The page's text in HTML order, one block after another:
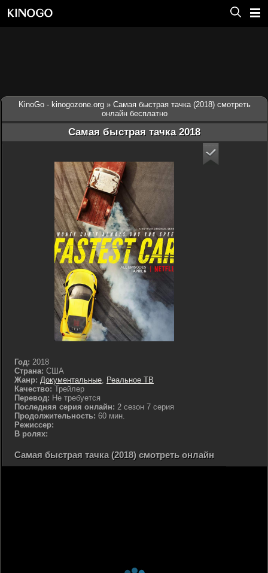
KinoGo - kinogozone.org » Самая быстрая тачка (2018) смотреть
онлайн бесплатно
Самая быстрая тачка 2018
Год: 2018
Страна: США
Жанр: Документальные, Реальное ТВ
Качество: Трейлер
Перевод: Не требуется
Последняя серия онлайн: 2 сезон 7 серия
Продолжительность: 60 мин.
Режиссер:
В ролях:
Самая быстрая тачка (2018) смотреть онлайн